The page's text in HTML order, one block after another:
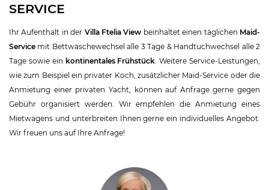
SERVICE
Ihr Aufenthalt in der Villa Ftelia View beinhaltet einen täglichen Maid-
Service mit Bettwäschewechsel alle 3 Tage & Handtuchwechsel alle 2
Tage sowie ein kontinentales Frühstück . Weitere Service-Leistungen,
wie zum Beispiel ein privater Koch, zusätzlicher Maid-Service oder die
Anmietung einer privaten Yacht, können auf Anfrage gerne gegen
Gebühr organisiert werden. Wir empfehlen die Anmietung eines
Mietwagens und unterbreiten Ihnen gerne ein individuelles Angebot.
Wir freuen uns auf Ihre Anfrage!